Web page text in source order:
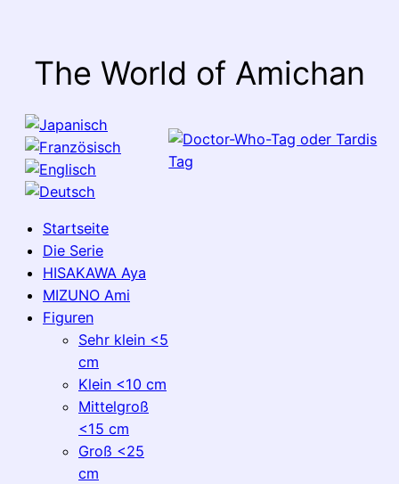
The World of Amichan
Startseite
Die Serie
HISAKAWA Aya
MIZUNO Ami
Figuren
Sehr klein <5
cm
Klein <10 cm
Mittelgroß
<15 cm
Groß <25
cm